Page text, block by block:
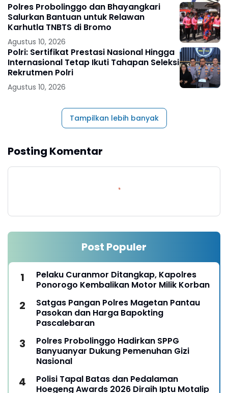
Polres Probolinggo dan Bhayangkari
Salurkan Bantuan untuk Relawan
Karhutla TNBTS di Bromo
Agustus 10, 2026
Polri: Sertifikat Prestasi Nasional Hingga
Internasional Tetap Ikuti Tahapan Seleksi
Rekrutmen Polri
Agustus 10, 2026
Tampilkan lebih banyak
Posting Komentar
Post Populer
Pelaku Curanmor Ditangkap, Kapolres
Ponorogo Kembalikan Motor Milik Korban
Satgas Pangan Polres Magetan Pantau
Pasokan dan Harga Bapokting
Pascalebaran
Polres Probolinggo Hadirkan SPPG
Banyuanyar Dukung Pemenuhan Gizi
Nasional
Polisi Tapal Batas dan Pedalaman
Hoegeng Awards 2026 Diraih Iptu Motalip